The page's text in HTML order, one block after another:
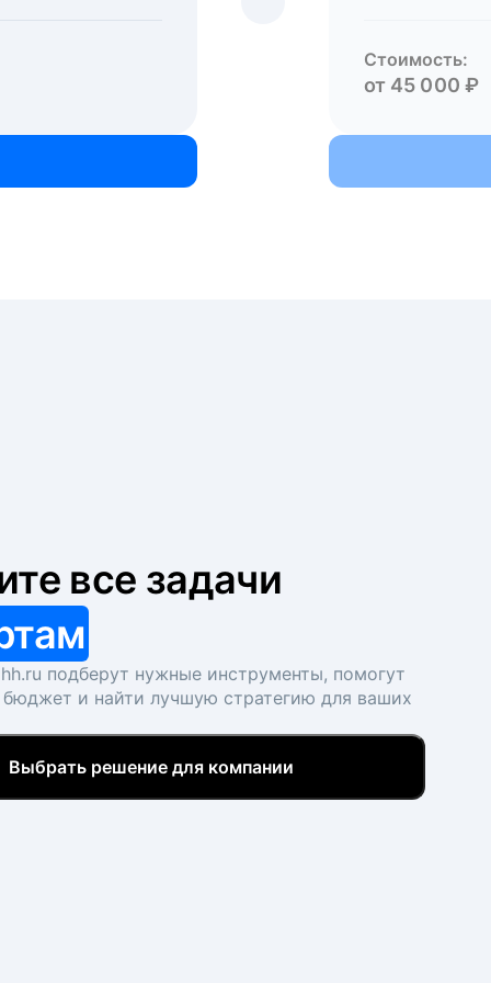
Стоимость:
от 45 000 ₽
все задачи
подберут нужные инструменты, помогут
бюджет и найти лучшую стратегию для ваших
Выбрать решение для компании